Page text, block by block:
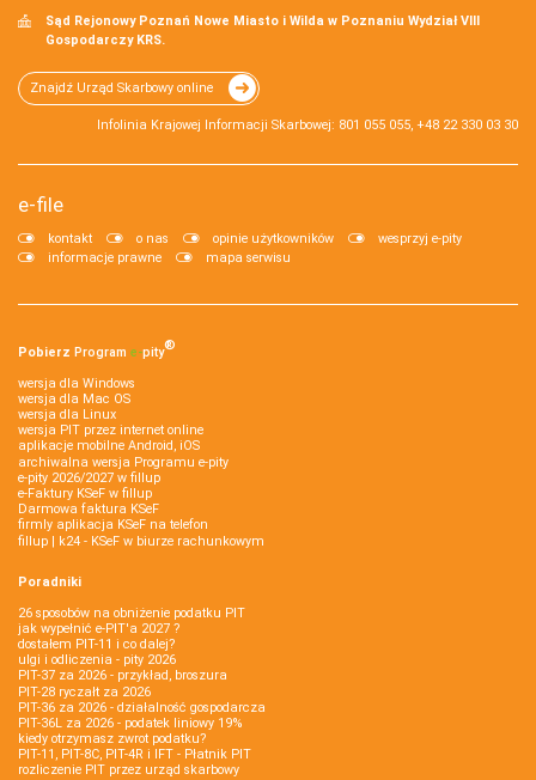
Sąd Rejonowy Poznań Nowe Miasto i Wilda w Poznaniu Wydział VIII
Gospodarczy KRS.
Znajdź Urząd Skarbowy online
Infolinia Krajowej Informacji Skarbowej: 801 055 055, +48 22 330 03 30
e-file
kontakt o nas opinie użytkowników
wesprzyj e-pity
informacje prawne
mapa serwisu
Pobierz Program e‑pity®
wersja dla Windows
wersja dla Mac OS
wersja dla Linux
wersja PIT przez internet online
aplikacje mobilne Android, iOS
archiwalna wersja Programu e-pity
e-pity 2026/2027 w fillup
e‑Faktury KSeF w fillup
Darmowa faktura KSeF
firmly aplikacja KSeF na telefon
fillup | k24 - KSeF w biurze rachunkowym
Poradniki
26 sposobów na obniżenie podatku PIT
jak wypełnić e-PIT'a 2027 ?
dostałem PIT-11 i co dalej?
ulgi i odliczenia - pity 2026
PIT-37 za 2026 - przykład, broszura
PIT-28 ryczałt za 2026
PIT-36 za 2026 - działalność gospodarcza
PIT-36L za 2026 - podatek liniowy 19%
kiedy otrzymasz zwrot podatku?
PIT-11, PIT-8C, PIT-4R i IFT - Płatnik PIT
rozliczenie PIT przez urząd skarbowy